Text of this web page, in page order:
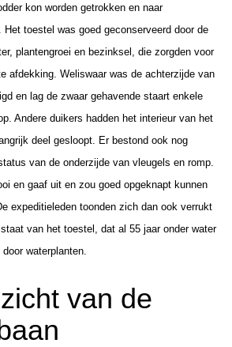
kon worden getrokken en naar
Het toestel was goed geconserveerd door de
plantengroei en bezinksel, die zorgden voor
afdekking. Weliswaar was de achterzijde van
en lag de zwaar gehavende staart enkele
Andere duikers hadden het interieur van het
deel gesloopt. Er bestond ook nog
van de onderzijde van vleugels en romp.
en gaaf uit en zou goed opgeknapt kunnen
expeditieleden toonden zich dan ook verrukt
van het toestel, dat al 55 jaar onder water
waterplanten.
van de